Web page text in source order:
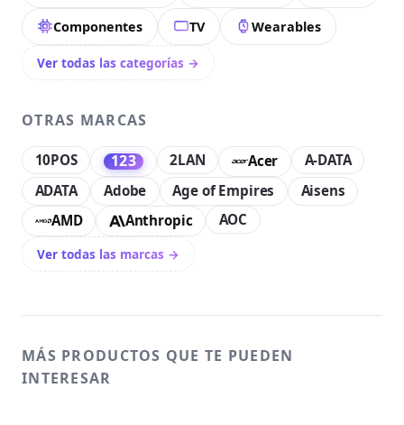
Componentes TV Wearables
Ver todas las categorías →
OTRAS MARCAS
10POS 123 2LAN Acer
A-DATA
ADATA
Adobe Age of Empires
Aisens
AMD
Anthropic AOC
Ver todas las marcas →
MÁS PRODUCTOS QUE TE PUEDEN
INTERESAR